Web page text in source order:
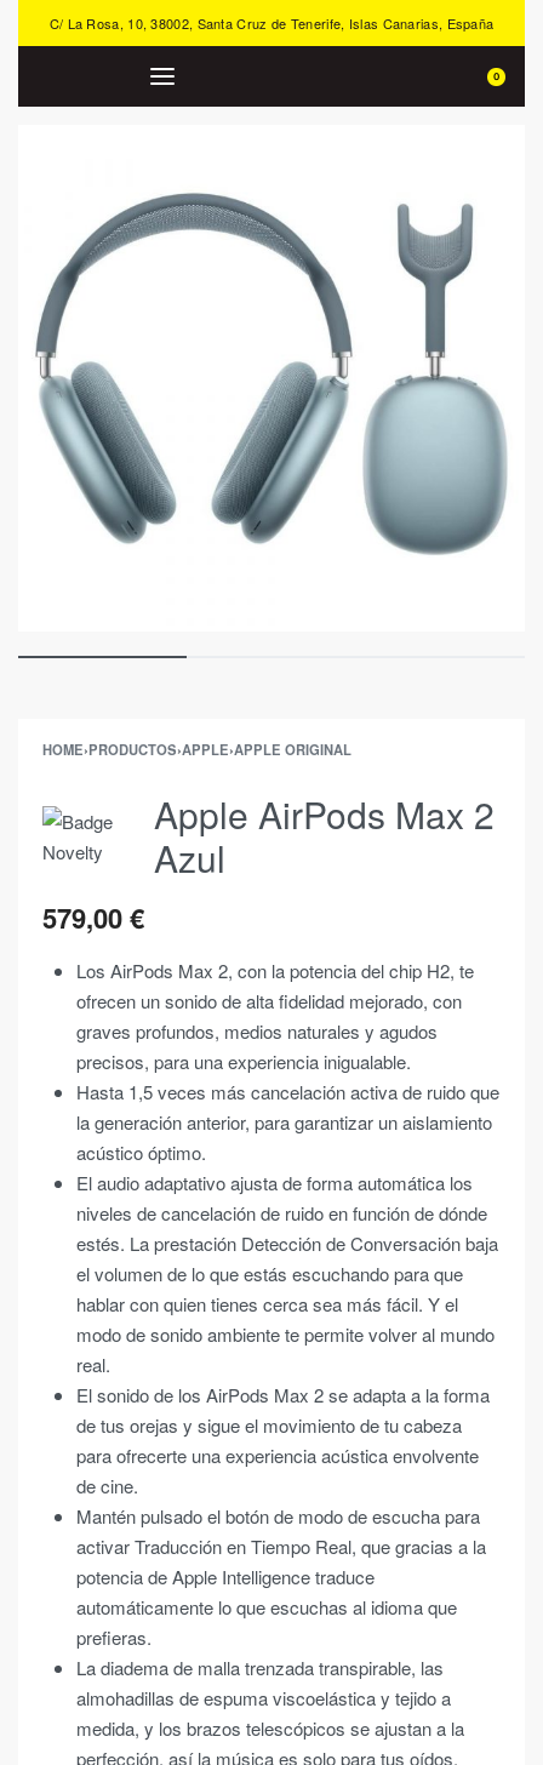
C/ La Rosa, 10, 38002, Santa Cruz de Tenerife, Islas Canarias, España
0
HOME›PRODUCTOS›APPLE›APPLE ORIGINAL
Apple AirPods Max 2
Azul
579,00€
Los AirPods Max 2, con la potencia del chip H2, te
ofrecen un sonido de alta fidelidad mejorado, con
graves profundos, medios naturales y agudos
precisos, para una experiencia inigualable.
Hasta 1,5 veces más cancelación activa de ruido que
la generación anterior, para garantizar un aislamiento
acústico óptimo.
El audio adaptativo ajusta de forma automática los
niveles de cancelación de ruido en función de dónde
estés. La prestación Detección de Conversación baja
el volumen de lo que estás escuchando para que
hablar con quien tienes cerca sea más fácil. Y el
modo de sonido ambiente te permite volver al mundo
real.
El sonido de los AirPods Max 2 se adapta a la forma
de tus orejas y sigue el movimiento de tu cabeza
para ofrecerte una experiencia acústica envolvente
de cine.
Mantén pulsado el botón de modo de escucha para
activar Traducción en Tiempo Real, que gracias a la
potencia de Apple Intelligence traduce
automáticamente lo que escuchas al idioma que
prefieras.
La diadema de malla trenzada transpirable, las
almohadillas de espuma viscoelástica y tejido a
medida, y los brazos telescópicos se ajustan a la
perfección, así la música es solo para tus oídos.